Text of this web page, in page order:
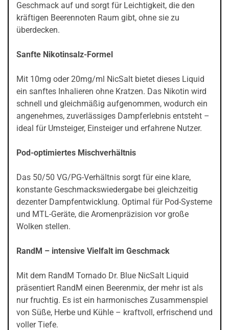
Geschmack auf und sorgt für Leichtigkeit, die den
kräftigen Beerennoten Raum gibt, ohne sie zu
überdecken.
Sanfte Nikotinsalz-Formel
Mit 10mg oder 20mg/ml NicSalt bietet dieses Liquid
ein sanftes Inhalieren ohne Kratzen. Das Nikotin wird
schnell und gleichmäßig aufgenommen, wodurch ein
angenehmes, zuverlässiges Dampferlebnis entsteht –
ideal für Umsteiger, Einsteiger und erfahrene Nutzer.
Pod-optimiertes Mischverhältnis
Das 50/50 VG/PG-Verhältnis sorgt für eine klare,
konstante Geschmackswiedergabe bei gleichzeitig
dezenter Dampfentwicklung. Optimal für Pod-Systeme
und MTL-Geräte, die Aromenpräzision vor große
Wolken stellen.
RandM – intensive Vielfalt im Geschmack
Mit dem RandM Tornado Dr. Blue NicSalt Liquid
präsentiert RandM einen Beerenmix, der mehr ist als
nur fruchtig. Es ist ein harmonisches Zusammenspiel
von Süße, Herbe und Kühle – kraftvoll, erfrischend und
voller Tiefe.